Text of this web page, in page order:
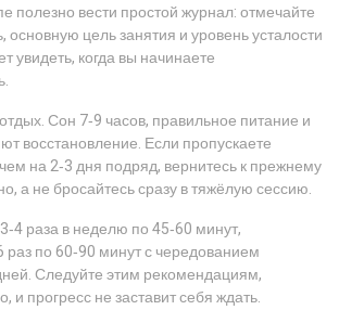
полезно вести простой журнал: отмечайте
основную цель занятия и уровень усталости
увидеть, когда вы начинаете
Сон 7‑9 часов, правильное питание и
восстановление. Если пропускаете
на 2‑3 дня подряд, вернитесь к прежнему
а не бросайтесь сразу в тяжёлую сессию.
раза в неделю по 45‑60 минут,
по 60‑90 минут с чередованием
Следуйте этим рекомендациям,
и прогресс не заставит себя ждать.